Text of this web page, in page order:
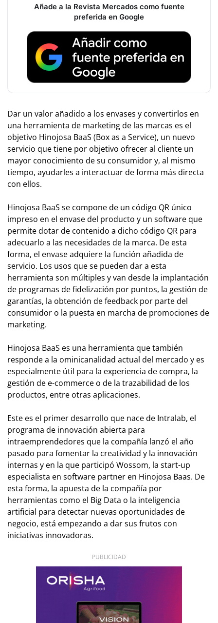
Añade a la Revista Mercados como fuente
preferida en Google
Dar un valor añadido a los envases y convertirlos en
una herramienta de marketing de las marcas es el
objetivo Hinojosa BaaS (Box as a Service), un nuevo
servicio que tiene por objetivo ofrecer al cliente un
mayor conocimiento de su consumidor y, al mismo
tiempo, ayudarles a interactuar de forma más directa
con ellos.
Hinojosa BaaS se compone de un código QR único
impreso en el envase del producto y un software que
permite dotar de contenido a dicho código QR para
adecuarlo a las necesidades de la marca. De esta
forma, el envase adquiere la función añadida de
servicio. Los usos que se pueden dar a esta
herramienta son múltiples y van desde la implantación
de programas de fidelización por puntos, la gestión de
garantías, la obtención de feedback por parte del
consumidor o la puesta en marcha de promociones de
marketing.
Hinojosa BaaS es una herramienta que también
responde a la ominicanalidad actual del mercado y es
especialmente útil para la experiencia de compra, la
gestión de e-commerce o de la trazabilidad de los
productos, entre otras aplicaciones.
Este es el primer desarrollo que nace de Intralab, el
programa de innovación abierta para
intraemprendedores que la compañía lanzó el año
pasado para fomentar la creatividad y la innovación
internas y en la que participó Wossom, la start-up
especialista en software partner en Hinojosa Baas. De
esta forma, la apuesta de la compañía por
herramientas como el Big Data o la inteligencia
artificial para detectar nuevas oportunidades de
negocio, está empezando a dar sus frutos con
iniciativas innovadoras.
PUBLICIDAD